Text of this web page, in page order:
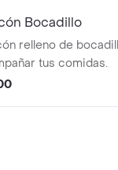
Bocadillo
relleno de
tus comidas.